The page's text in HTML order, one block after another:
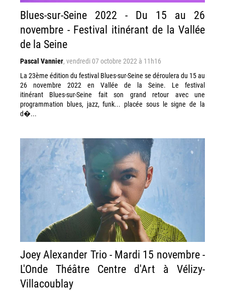
Blues-sur-Seine 2022 - Du 15 au 26
novembre - Festival itinérant de la Vallée
de la Seine
Pascal Vannier, vendredi 07 octobre 2022 à 11h16
La 23ème édition du festival Blues-sur-Seine se déroulera du 15 au
26 novembre 2022 en Vallée de la Seine. Le festival
itinérant Blues-sur-Seine fait son grand retour avec une
programmation blues, jazz, funk... placée sous le signe de la
d�...
Joey Alexander Trio - Mardi 15 novembre -
L'Onde Théâtre Centre d'Art à Vélizy-
Villacoublay